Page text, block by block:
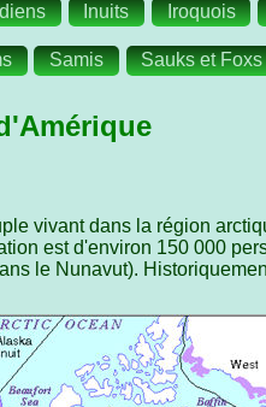
Inuits Iroquois
Samis Sauks et Foxs
vivant dans la région
est d'environ 150 000
le Nunavut).